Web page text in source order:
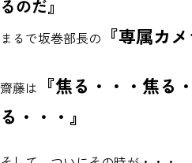
るのだ』
まるで坂巻部長の 『専属カ
齋藤は
『焦る・・・焦る
る・・・』